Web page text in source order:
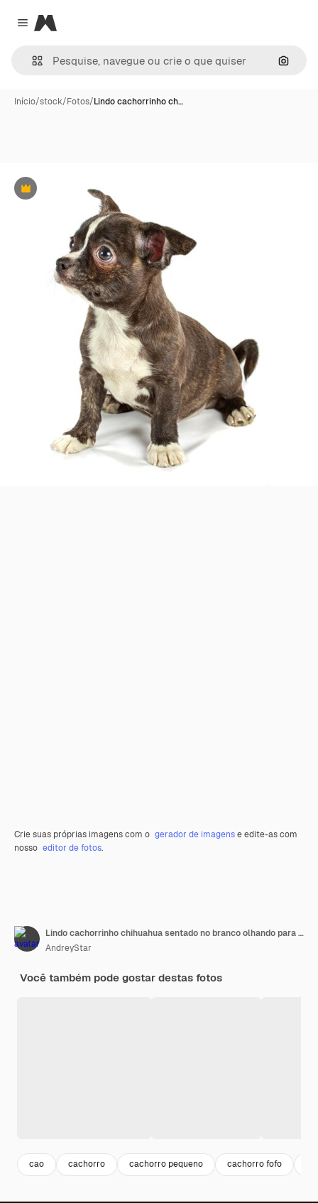
Close menu
Magnific
Início/stock/Fotos/Lindo cachorrinho ch…
Premium
Crie suas próprias imagens com o gerador de imagense edite-as com
nosso editor de fotos.
Lindo cachorrinho chihuahua sentado no branco olhando para a câmera isolada
AndreyStar
Você também pode gostar destas fotos
cao cachorro cachorro pequeno cachorro fofo